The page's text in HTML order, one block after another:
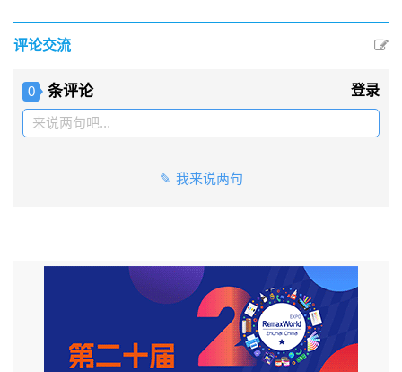
评论交流
0 条评论 登录
来说两句吧...
我来说两句